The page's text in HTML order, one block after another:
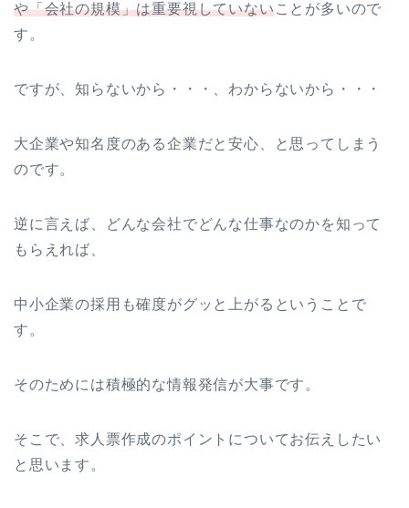
や「会社の規模」は重要視していないことが多いので
す。
ですが、知らないから・・・、わからないから・・・
大企業や知名度のある企業だと安心、と思ってしまう
のです。
逆に言えば、どんな会社でどんな仕事なのかを知って
もらえれば、
中小企業の採用も確度がグッと上がるということで
す。
そのためには積極的な情報発信が大事です。
そこで、求人票作成のポイントについてお伝えしたい
と思います。